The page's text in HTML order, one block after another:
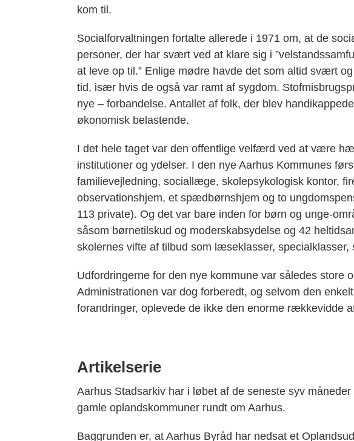
kom til.
Socialforvaltningen fortalte allerede i 1971 om, at de
personer, der har svært ved at klare sig i
at leve op til.” Enlige mødre havde det som altid svært
tid, især hvis de også var ramt af sygdom.
nye – forbandelse. Antallet af folk, der blev
økonomisk belastende.
I det hele taget var den offentlige velfærd ved at være
institutioner og ydelser. I den nye Aarhus Kommunes
familievejledning, sociallæge, skolepsykologisk kontor,
observationshjem, et spædbørnshjem og to
113 private). Og det var bare inden for børn og unge-
såsom børnetilskud og moderskabsydelse og 42
skolernes vifte af tilbud som læseklasser,
Udfordringerne for den nye kommune var således store
Administrationen var dog forberedt, og selvom den
forandringer, oplevede de ikke den enorme rækkevidde
Artikelserie
Aarhus Stadsarkiv har i løbet af de seneste syv
gamle oplandskommuner rundt om Aarhus.
Baggrunden er, at Aarhus Byråd har nedsat et